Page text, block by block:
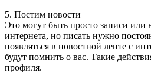
5. Постим новости
Это могут быть просто записи или
интернета, но писать нужно
появляться в новостной ленте с
будут помнить о вас. Такие
профиля.